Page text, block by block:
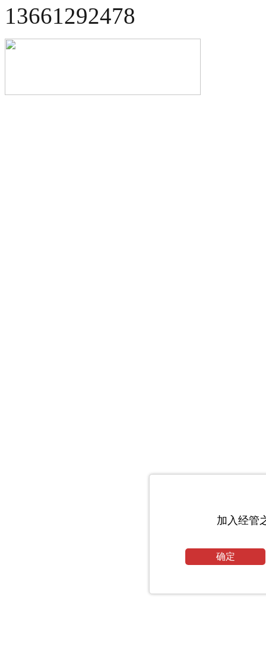
加入经管
确定
13661292478